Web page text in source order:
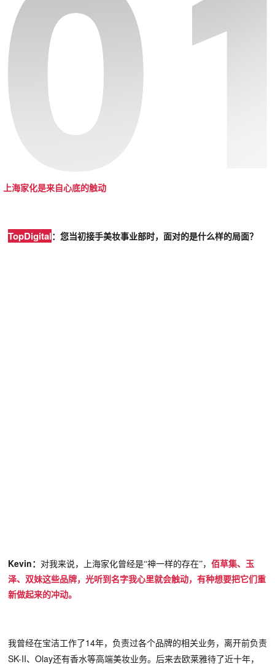
上海家化是来自心底的触动
TopDigital：您当初接手美妆事业部时，面对的是什么样的局面？
Kevin ： 对我来说， 上海家化曾经是“神一样的存在”， 佰草集、玉
泽、双妹这些品牌，光听到名字我心里就会触动，有种想要把它们重
新做起来的冲动。
我曾经在宝洁工作了14年，负责过各个品牌的相关业务，离开前负责
SK-II、Olay还有香水等高端美妆业务。后来去欧莱雅待了近十年，